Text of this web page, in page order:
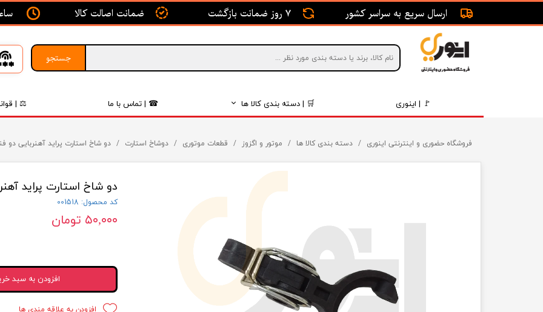
جستجو
🚩 | اینوری 🛒 | دسته بندی کالا ها
موتور و اگزوز
قطعات داخلی
انتقال قدرت
☎ | تماس با ما ⚖ |
ارسال سریع به سراسر کشور 7 روز ضمانت بازگشت ضمانت اصالت کالا
فروشگاه حضوری و اینترنتی اینوری دسته بندی کالا ها موتور و اگزوز قطعات موتوری دوشاخ استارت دو شاخ استارت پراید آهنربایی دو
دو شاخ استارت پراید
کد محصول: 001518
۵۰,۰۰۰ تومان
افزودن به سبد
افزودن به علاقه مندی ها